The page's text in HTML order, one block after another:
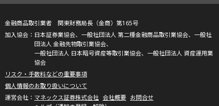
金融商品取引業者 関東財務局長（金商）第165号
日本証券業協会、一般社団法人 第二種金融商品取引業協会、一般社
団法人 金融先物取引業協会、
一般社団法人 日本暗号資産等取引業協会、一般社団法人 資産運用業
協会
リスク・手数料などの重要事項
個人情報のお取り扱いについて
マネックス証券株式会社 会社概要 お問合せ